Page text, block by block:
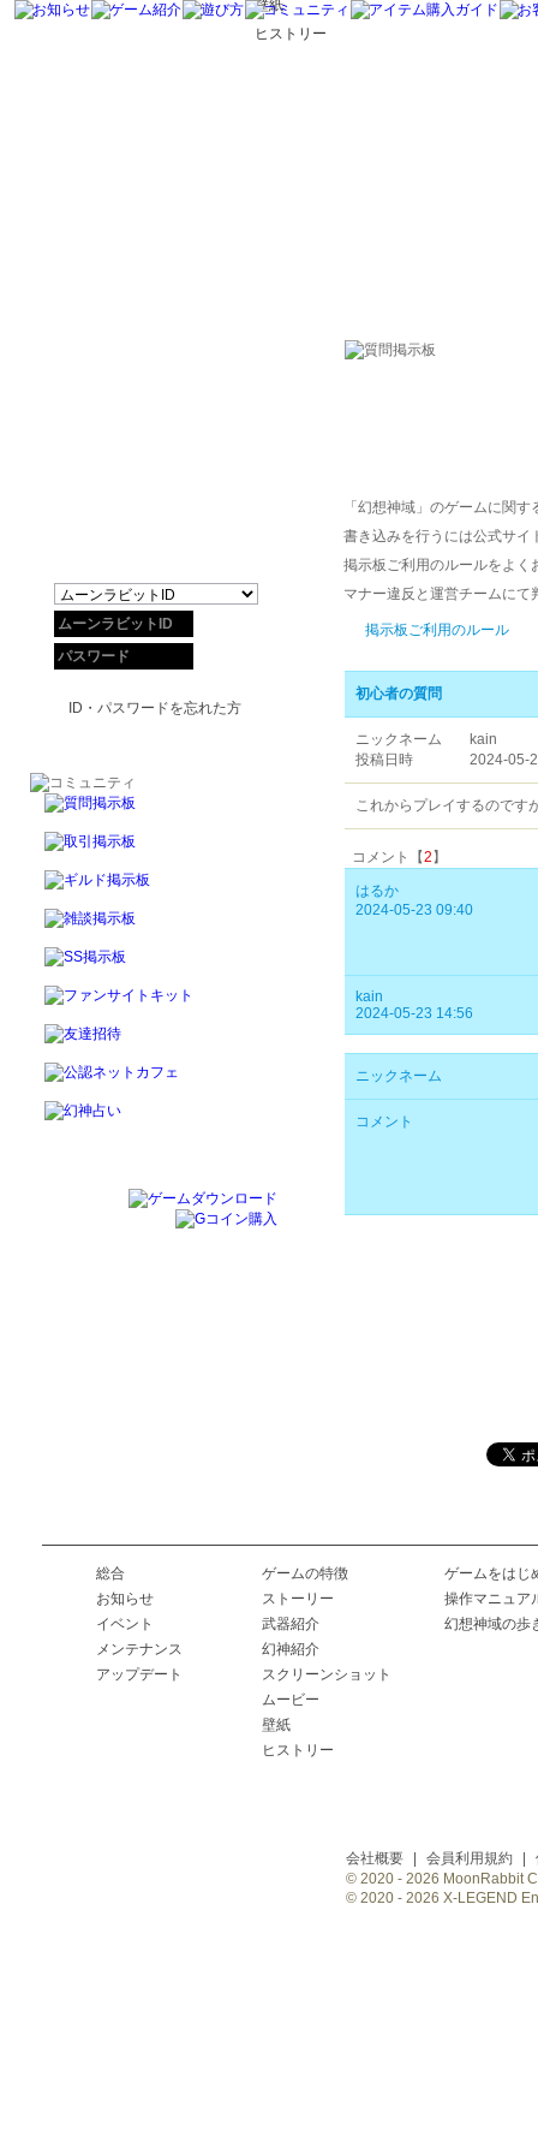
壁紙
ヒストリー
「幻想神域」のゲームに関
書き込みを行うには公式サイ
掲示板ご利用のルールをよ
マナー違反と運営チームに
掲示板ご利用のルール
初心者の質問
ニックネーム
kain
投稿日時
2024-05-
これからプレイするのです
コメント【2 】
はるか
2024-05-23 09:40
kain
2024-05-23 14:56
ニックネーム
コメント
ID・パスワードを忘れた方
総合
お知らせ
イベント
メンテナンス
アップデート
ゲームの特徴
ストーリー
武器紹介
幻神紹介
スクリーンショット
ムービー
壁紙
ヒストリー
ゲームをはじ
操作マニュア
幻想神域の歩
会社概要 会員利用規約
© 2020 - 2026 MoonRabbit
© 2020 - 2026 X-LEGEND